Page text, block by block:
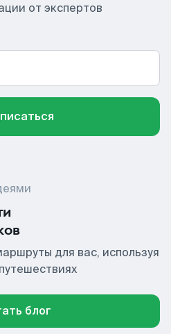
от экспертов
для вас, используя
блог